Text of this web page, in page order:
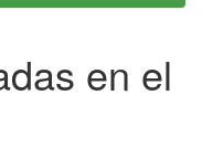
en el